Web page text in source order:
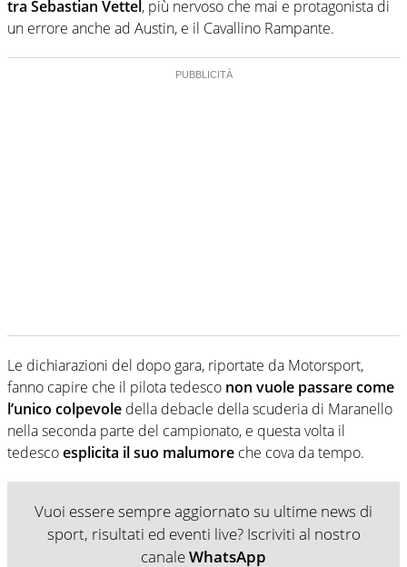
tra Sebastian Vettel, più nervoso che mai e protagonista di
un errore anche ad Austin, e il Cavallino Rampante.
Le dichiarazioni del dopo gara, riportate da Motorsport,
fanno capire che il pilota tedesco non vuole passare come
l’unico colpevole della debacle della scuderia di Maranello
nella seconda parte del campionato, e questa volta il
tedescoesplicita il suo malumore che cova da tempo.
Vuoi essere sempre aggiornato su ultime news di
sport, risultati ed eventi live? Iscriviti al nostro
canaleWhatsApp